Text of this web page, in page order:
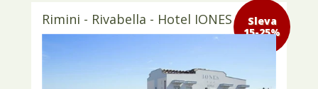
Sleva 15-
25%
Rimini - Rivabella - Hotel IONES 3*